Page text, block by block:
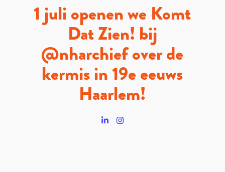
1 juli openen we Komt
Dat Zien! bij
@nharchief over de
kermis in 19e eeuws
Haarlem!